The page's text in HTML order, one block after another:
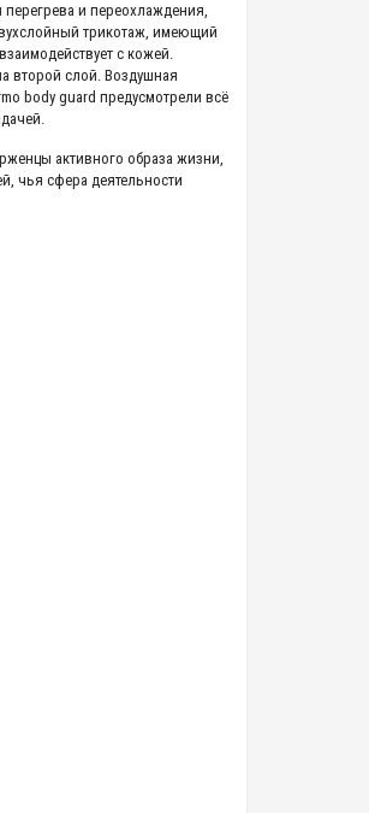
и переохлаждения,
трикотаж, имеющий
с кожей.
второй слой. Воздушная
body guard предусмотрели всё
активного образа жизни,
чья сфера деятельности